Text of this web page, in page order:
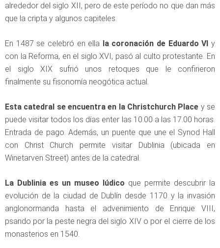
alrededor del siglo XII, pero de este período no que dan más
que la cripta y algunos capiteles.
En 1487 se celebró en ella la coronación de Eduardo VI y
con la Reforma, en el siglo XVI, pasó al culto protestante. En
el siglo XIX sufrió unos retoques que le confirieron
finalmente su fisonomía neogótica actual.
Esta catedral se encuentra en la Christchurch Place y se
puede visitar todos los días enter las 10.00 a las 17.00 horas.
Entrada de pago. Además, un puente que une el Synod Hall
con Christ Church permite visitar Dublinia (ubicada en
Winetarven Street) antes de la catedral.
La Dublinia es un museo lúdico que permite descubrir la
evolución de la ciudad de Dublín desde 1170 y la invasión
anglonormanda hasta el advenimiento de Enrique VIII,
psando por la peste negra del siglo XIV o por el cierre de los
monasterios en 1540.